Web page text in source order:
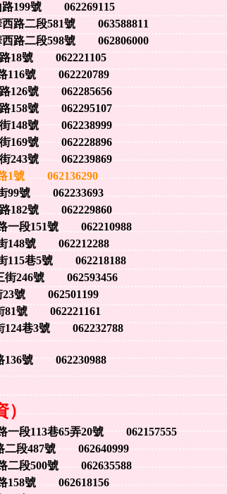
號 062269115
二段581號 063588811
路二段598號 062806000
18號 062221105
號 062220789
號 062285656
號 062295107
號 062238999
號 062228896
243號 062239869
號 062136290
號 062233693
182號 062229860
段151號 062210988
號 062212288
115巷5號 062218188
246號 062593456
23號 062501199
號 062221161
巷3號 062232788
號 062230988
段113巷65弄20號 062157555
487號 062640999
二段500號 062635588
158號 062618156